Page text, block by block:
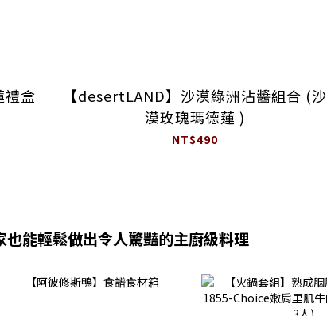
禮盒
【desertLAND】沙漠綠洲沾醬組合 (沙
漠玫瑰瑪德蓮 )
NT$490
能輕鬆做出令人驚豔的主廚級料理